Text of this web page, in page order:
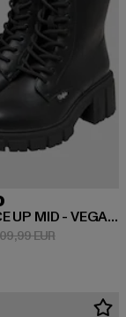
ZORA LACE UP MID - VEGAN NAPPA
76,99 EUR
EUR